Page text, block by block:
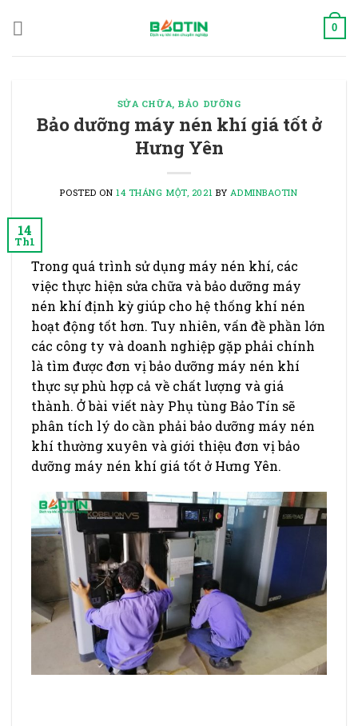
0
SỬA CHỮA, BẢO DƯỠNG
Bảo dưỡng máy nén khí giá tốt ở
Hưng Yên
POSTED ON14 THÁNG MỘT, 2021 BY ADMINBAOTIN
14
Th1
Trong quá trình sử dụng máy nén khí, các
việc thực hiện sửa chữa và bảo dưỡng máy
nén khí định kỳ giúp cho hệ thống khí nén
hoạt động tốt hơn. Tuy nhiên, vấn đề phần lớn
các công ty và doanh nghiệp gặp phải chính
là tìm được đơn vị bảo dưỡng máy nén khí
thực sự phù hợp cả về chất lượng và giá
thành. Ở bài viết này Phụ tùng Bảo Tín sẽ
phân tích lý do cần phải bảo dưỡng máy nén
khí thường xuyên và giới thiệu đơn vị bảo
dưỡng máy nén khí giá tốt ở Hưng Yên.